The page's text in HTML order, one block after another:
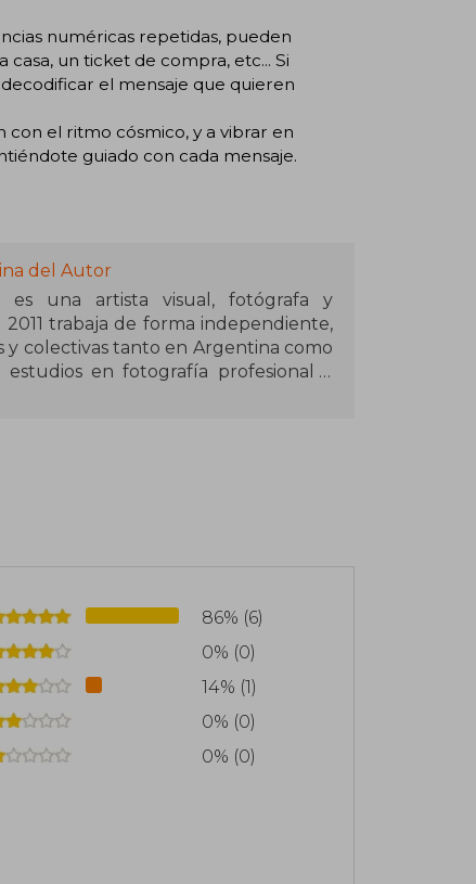
numéricas repetidas, pueden
un ticket de compra, etc... Si
el mensaje que quieren
con el ritmo cósmico, y a vibrar en
guiado con cada mensaje.
del Autor
es una artista visual, fotógrafa y
trabaja de forma independiente,
y colectivas tanto en Argentina como
en fotografía profesional y
sido becada por el Centro Cultural
numerología. El oráculo incluye 55
86% (6)
0% (0)
14% (1)
0% (0)
0% (0)